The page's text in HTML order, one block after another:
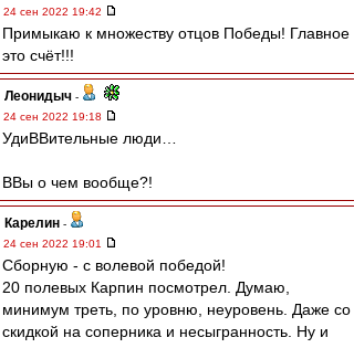
24 сен 2022 19:42
Примыкаю к множеству отцов Победы! Главное
это счёт!!!
Леонидыч -
24 сен 2022 19:18
УдиВВительные люди…
ВВы о чем вообще?!
Карелин -
24 сен 2022 19:01
Сборную - с волевой победой!
20 полевых Карпин посмотрел. Думаю,
минимум треть, по уровню, неуровень. Даже со
скидкой на соперника и несыгранность. Ну и